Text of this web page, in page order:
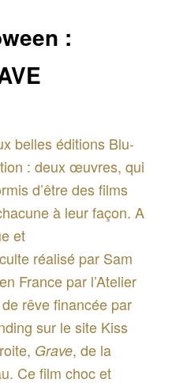
:
belles éditions Blu-
: deux œuvres, qui
d’être des films
à leur façon. A
et
réalisé par Sam
France par l’Atelier
rêve financée par
sur le site Kiss
Grave, de la
Ce film choc et